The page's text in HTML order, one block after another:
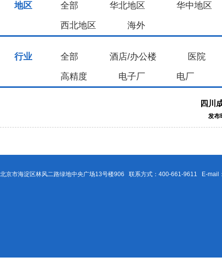
地区 全部 华北地区
华中地区
西北地区
海外
行业 全部 酒店/办公楼
医院
高精度
电子厂 电厂
四川
发布
北京市海淀区林风二路绿地中央广场13号楼906 联系方式：400-661-9611 E-